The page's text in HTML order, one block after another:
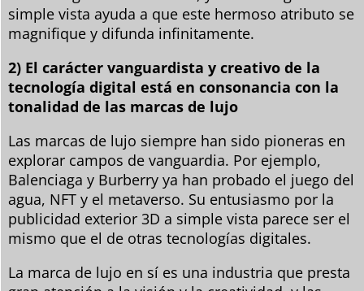
simple vista ayuda a que este hermoso atributo se
magnifique y difunda infinitamente.
2) El carácter vanguardista y creativo de la
tecnología digital está en consonancia con la
tonalidad de las marcas de lujo
Las marcas de lujo siempre han sido pioneras en
explorar campos de vanguardia. Por ejemplo,
Balenciaga y Burberry ya han probado el juego del
agua, NFT y el metaverso. Su entusiasmo por la
publicidad exterior 3D a simple vista parece ser el
mismo que el de otras tecnologías digitales.
La marca de lujo en sí es una industria que presta